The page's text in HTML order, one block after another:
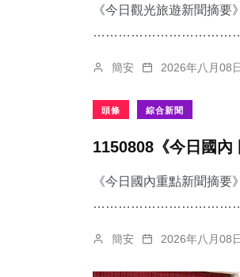
《今日觀光旅遊新聞摘
………………………………………
簡安 2026年八月08
頭條 綜合新聞
1150808《今日國內
《今日國內重點新聞摘
………………………………… 1.颱
簡安 2026年八月08